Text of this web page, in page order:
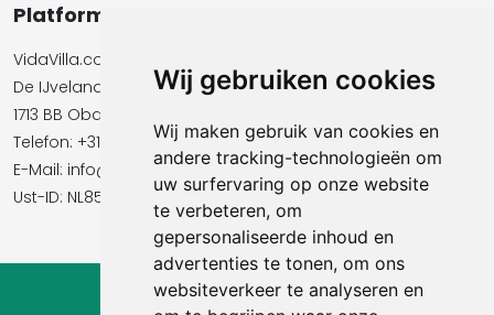
Wij gebruiken cookies
Wij maken gebruik van cookies en
andere tracking-technologieën om
uw surfervaring op onze website
te verbeteren, om
gepersonaliseerde inhoud en
advertenties te tonen, om ons
websiteverkeer te analyseren en
Platformbeheerder
VidaVilla.com BV
De IJvelandssloot 20
1713 BB Obdam
Telefon: +31854016545
E-Mail:​​​​ info@vidavilla.com
Ust-ID: NL855781919B01